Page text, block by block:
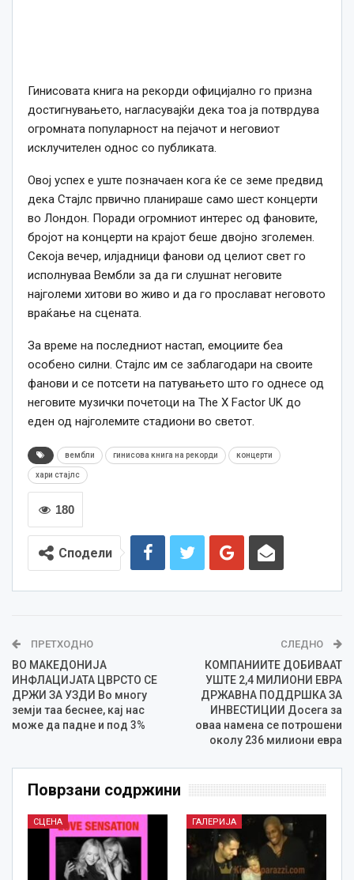
Гинисовата книга на рекорди официјално го призна
достигнувањето, нагласувајќи дека тоа ја потврдува
огромната популарност на пејачот и неговиот
исклучителен однос со публиката.
Овој успех е уште позначаен кога ќе се земе предвид
дека Стајлс првично планираше само шест концерти
во Лондон. Поради огромниот интерес од фановите,
бројот на концерти на крајот беше двојно зголемен.
Секоја вечер, илјадници фанови од целиот свет го
исполнуваа Вембли за да ги слушнат неговите
најголеми хитови во живо и да го прослават неговото
враќање на сцената.
За време на последниот настап, емоциите беа
особено силни. Стајлс им се заблагодари на своите
фанови и се потсети на патувањето што го однесе од
неговите музички почетоци на The X Factor UK до
еден од најголемите стадиони во светот.
вембли гинисова книга на рекорди концерти
хари стајлс
180
Сподели
ПРЕТХОДНО
ВО МАКЕДОНИЈА
ИНФЛАЦИЈАТА ЦВРСТО СЕ
ДРЖИ ЗА УЗДИ Во многу
земји таа беснее, кај нас
може да падне и под 3%
СЛЕДНО
КОМПАНИИТЕ ДОБИВААТ
УШТЕ 2,4 МИЛИОНИ ЕВРА
ДРЖАВНА ПОДДРШКА ЗА
ИНВЕСТИЦИИ Досега за
оваа намена се потрошени
околу 236 милиони евра
Поврзани содржини
СЦЕНА ГАЛЕРИЈА